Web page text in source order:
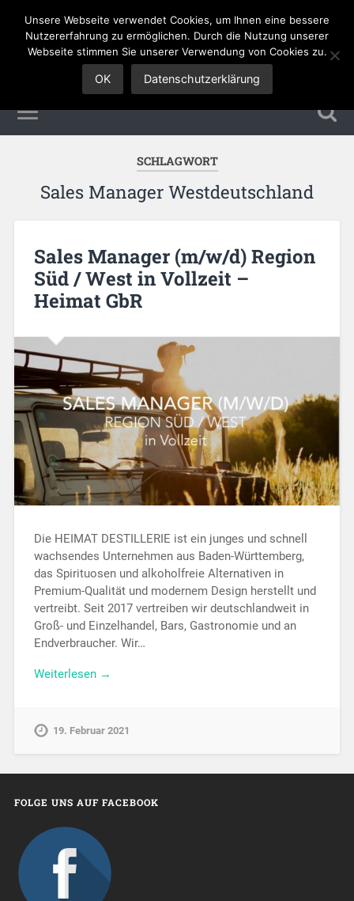
Sales Jobs
SCHLAGWORT
Sales Manager Westdeutschland
Sales Manager (m/w/d) Region
Süd / West in Vollzeit –
Heimat GbR
Die HEIMAT DESTILLERIE ist ein junges und schnell
wachsendes Unternehmen aus Baden-Württemberg,
das Spirituosen und alkoholfreie Alternativen in
Premium-Qualität und modernem Design herstellt und
vertreibt. Seit 2017 vertreiben wir deutschlandweit in
Groß- und Einzelhandel, Bars, Gastronomie und an
Endverbraucher. Wir…
Weiterlesen →
19. Februar 2021
FOLGE UNS AUF FACEBOOK
Unsere Webseite verwendet Cookies, um Ihnen eine bessere
Nutzererfahrung zu ermöglichen. Durch die Nutzung unserer
Webseite stimmen Sie unserer Verwendung von Cookies zu.
OK Datenschutzerklärung